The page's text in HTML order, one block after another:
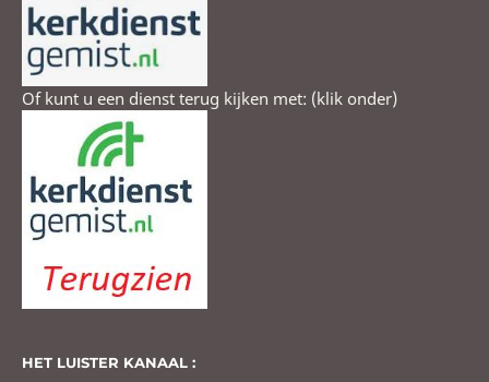
Of kunt u een dienst terug kijken met: (klik onder)
HET LUISTER KANAAL :